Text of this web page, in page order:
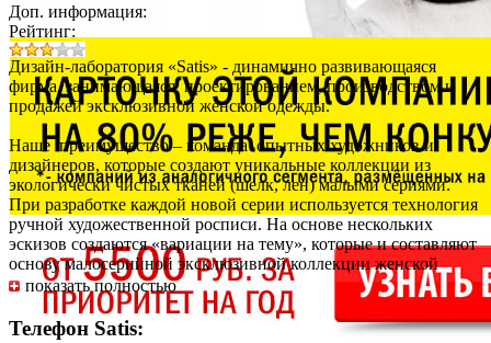
Доп. информация:
Рейтинг:
Дизайн-лаборатория «Satis» - динамично развивающаяся
фирма, занимающаяся проектированием, производством и
продажей эксклюзивной женской одежды.
Наше преимущество – команда опытных художников и
дизайнеров, которые создают уникальные коллекции из
экологически чистых тканей (шелк, лен) малыми сериями.
При разработке каждой новой серии используется технология
ручной художественной росписи. На основе нескольких
эскизов создаются «вариации на тему», которые и составляют
основу малосерийной эксклюзивной коллекции женской
одежды. В нарядах от «Satis» вы всегда будете чувствовать
себя комфортно, женственно и неповторимо.
показать полностью
Телефон Satis: